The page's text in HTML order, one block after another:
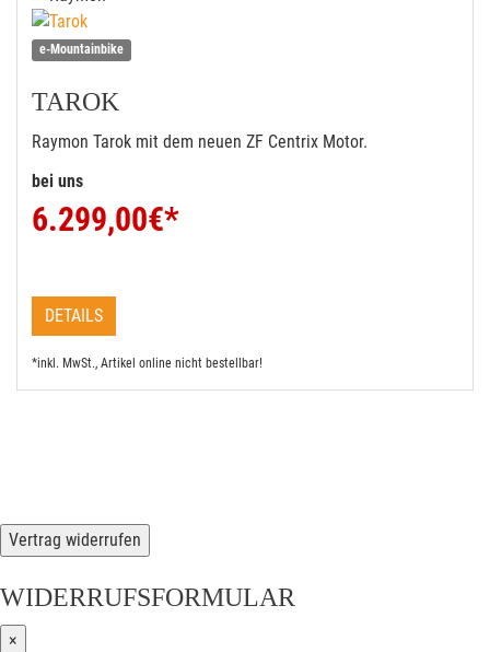
e-Mountainbike
TAROK
Raymon Tarok mit dem neuen ZF Centrix Motor.
bei uns
6.299,00€*
DETAILS
*inkl. MwSt., Artikel online nicht bestellbar!
Vertrag widerrufen
WIDERRUFSFORMULAR
×